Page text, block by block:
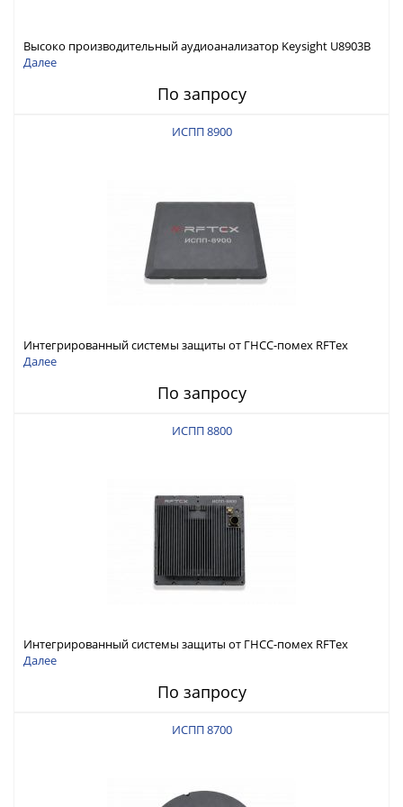
Высоко производительный аудиоанализатор Keysight U8903B
Далее
По запросу
ИСПП 8900
Интегрированный системы защиты от ГНСС-помех RFТех
ИСПП 8900
Далее
По запросу
ИСПП 8800
Интегрированный системы защиты от ГНСС-помех RFТех
ИСПП 8800
Далее
По запросу
ИСПП 8700